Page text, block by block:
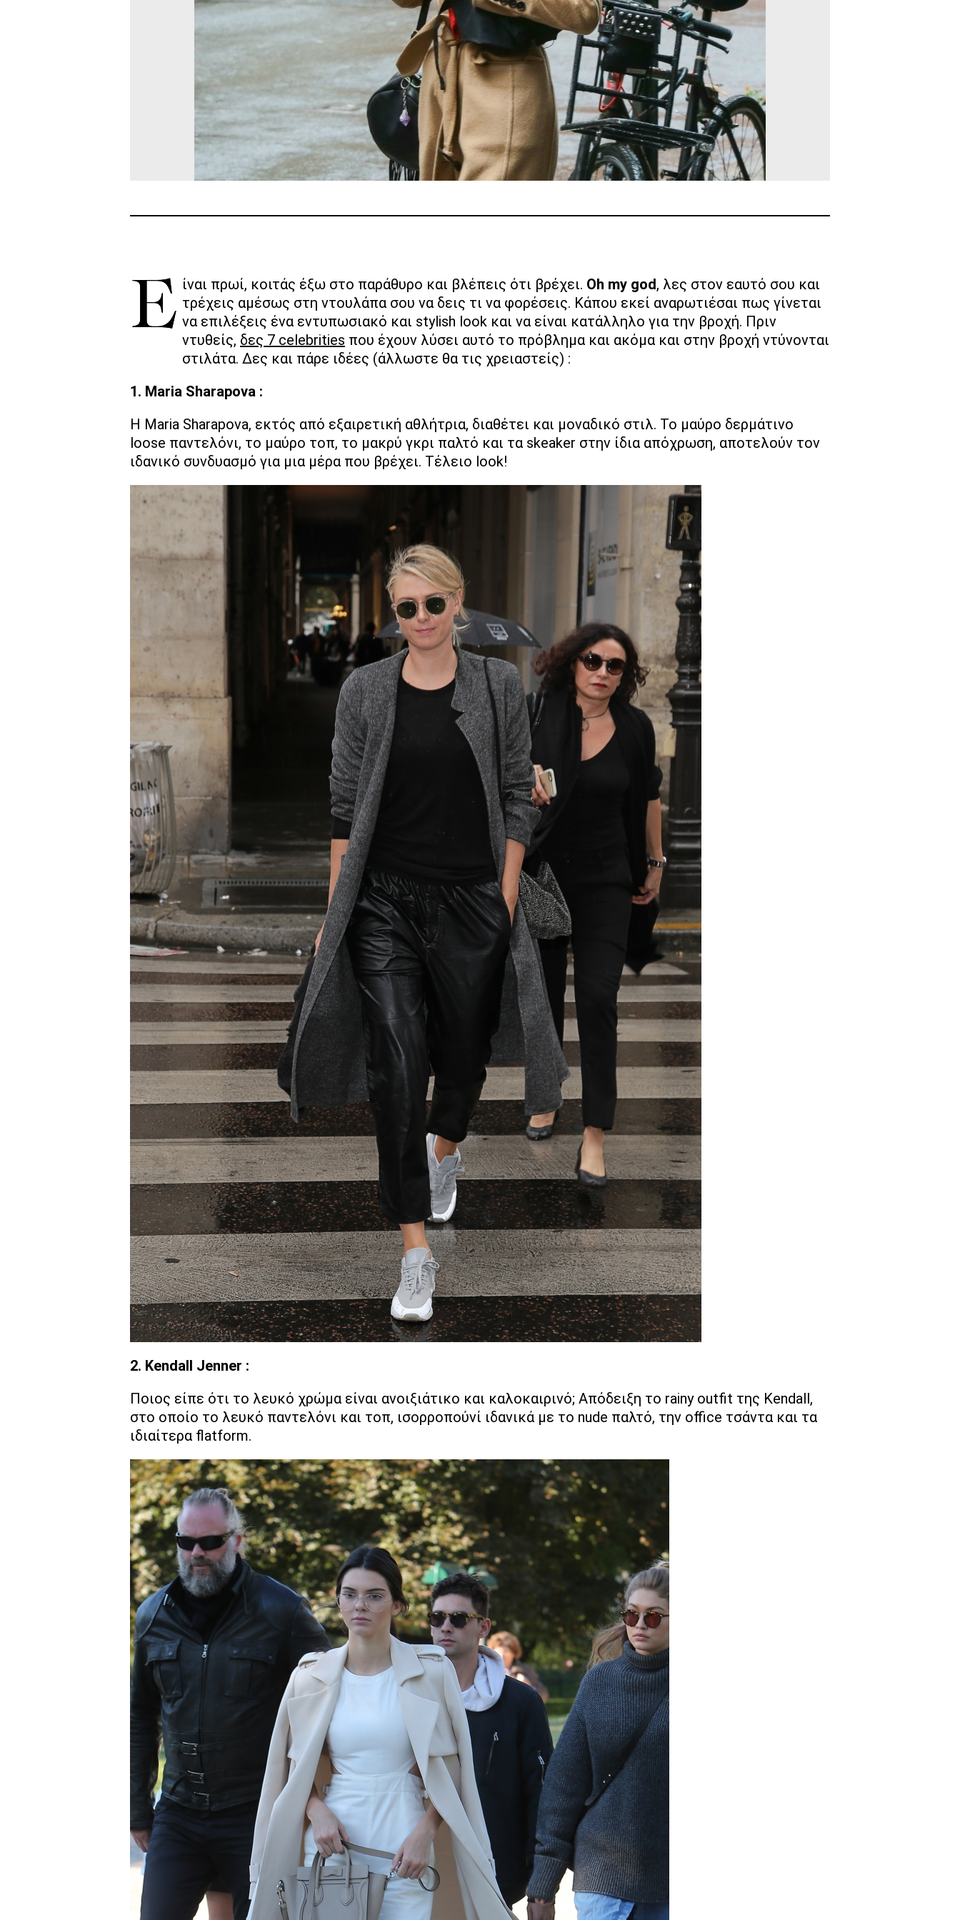
Είναι πρωί, κοιτάς έξω στο παράθυρο και βλέπεις ότι βρέχει. Oh my god, λες στον εαυτό σου και
τρέχεις αμέσως στη ντουλάπα σου να δεις τι να φορέσεις. Κάπου εκεί αναρωτιέσαι πως γίνεται
να επιλέξεις ένα εντυπωσιακό και stylish look και να είναι κατάλληλο για την βροχή. Πριν
ντυθείς, δες 7 celebrities που έχουν λύσει αυτό το πρόβλημα και ακόμα και στην βροχή ντύνονται
στιλάτα. Δες και πάρε ιδέες (άλλωστε θα τις χρειαστείς) :
1. Maria Sharapova :
Η Maria Sharapova, εκτός από εξαιρετική αθλήτρια, διαθέτει και μοναδικό στιλ. Το μαύρο δερμάτινο
loose παντελόνι, το μαύρο τοπ, το μακρύ γκρι παλτό και τα skeaker στην ίδια απόχρωση, αποτελούν τον
ιδανικό συνδυασμό για μια μέρα που βρέχει. Tέλειο look!
2. Kendall Jenner :
Ποιος είπε ότι το λευκό χρώμα είναι ανοιξιάτικο και καλοκαιρινό; Απόδειξη το rainy outfit της Kendall,
στο οποίο το λευκό παντελόνι και τοπ, ισορροπoύνί ιδανικά με το nude παλτό, την office τσάντα και τα
ιδιαίτερα flatform.